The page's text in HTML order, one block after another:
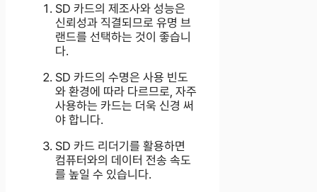
SD 카드의 제조사와 성능은
신뢰성과 직결되므로 유명 브
랜드를 선택하는 것이 좋습니
다.
SD 카드의 수명은 사용 빈도
와 환경에 따라 다르므로, 자주
사용하는 카드는 더욱 신경 써
야 합니다.
SD 카드 리더기를 활용하면
컴퓨터와의 데이터 전송 속도
를 높일 수 있습니다.